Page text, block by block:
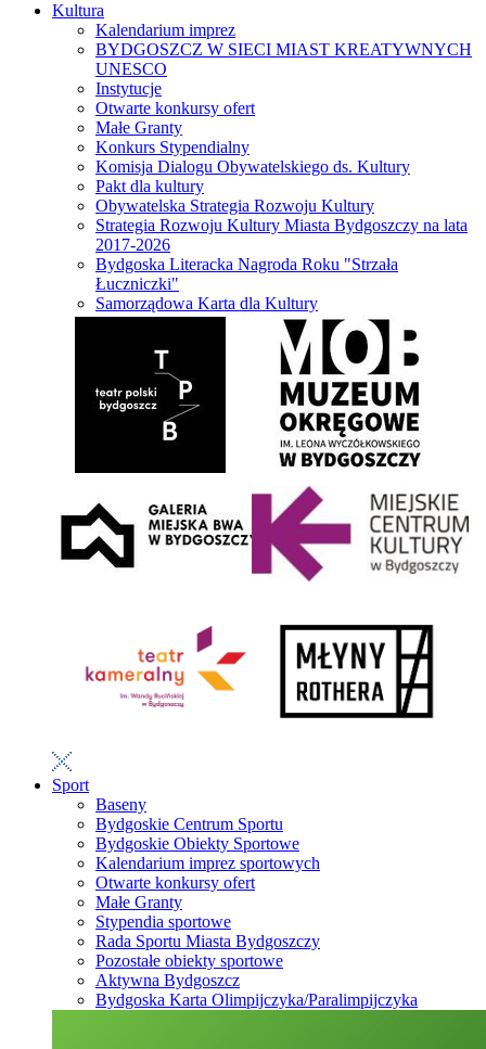
Kultura
Kalendarium imprez
BYDGOSZCZ W SIECI MIAST KREATYWNYCH
UNESCO
Instytucje
Otwarte konkursy ofert
Małe Granty
Konkurs Stypendialny
Komisja Dialogu Obywatelskiego ds. Kultury
Pakt dla kultury
Obywatelska Strategia Rozwoju Kultury
Strategia Rozwoju Kultury Miasta Bydgoszczy na lata
2017-2026
Bydgoska Literacka Nagroda Roku "Strzała
Łuczniczki"
Samorządowa Karta dla Kultury
Sport
Baseny
Bydgoskie Centrum Sportu
Bydgoskie Obiekty Sportowe
Kalendarium imprez sportowych
Otwarte konkursy ofert
Małe Granty
Stypendia sportowe
Rada Sportu Miasta Bydgoszczy
Pozostałe obiekty sportowe
Aktywna Bydgoszcz
Bydgoska Karta Olimpijczyka/Paralimpijczyka